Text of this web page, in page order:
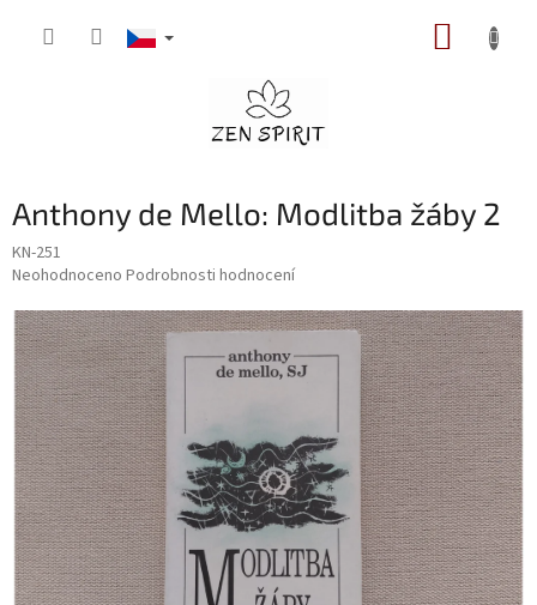
Anthony de Mello: Modlitba žáby 2
KN-251
Průměrné
produktu
je
0,0
z
5
hvězdiček.
Neohodnoceno Podrobnosti hodnocení